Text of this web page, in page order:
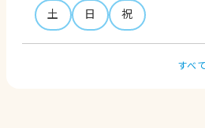
土
日 祝
すべ